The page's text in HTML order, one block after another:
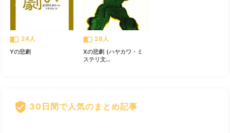
import_contacts 24人
Yの悲劇
import_contacts 28人
Xの悲劇 (ハヤカワ・ミ
ステリ文...
verified_user 30日間で人気のまとめ記事